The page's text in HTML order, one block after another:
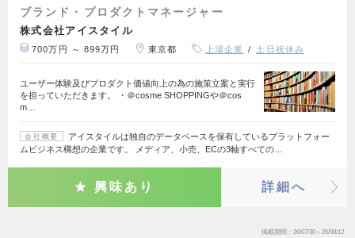
ブランド・プロダクトマネージャー
株式会社アイスタイル
700万円 ～ 899万円 東京都 上場企業 土日祝休み
ユーザー体験及びプロダクト価値向上の為の施策立案と実行
を担っていただきます。 ・＠cosme SHOPPINGや＠cos
m…
会社概要
アイスタイルは独自のデータベースを保有しているプラットフォー
ムビジネス構想の企業です。 メディア、小売、ECの3軸すべての…
興味あり 詳細へ
掲載期間 26/07/30～26/08/12